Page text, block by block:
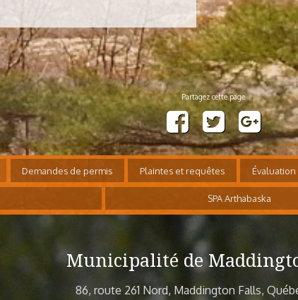
Demandes de permis Plaintes et requêtes
SPA Arthabaska
Municipalité de
86, route 261 Nord, Maddington Falls,